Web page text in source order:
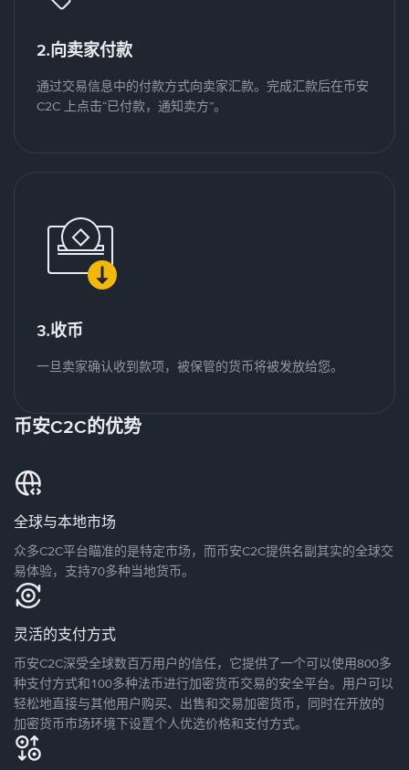
2.向卖家付款
通过交易信息中的付款方式向卖家汇款。完成汇款后在币安
C2C 上点击“已付款，通知卖方”。
3.收币
一旦卖家确认收到款项，被保管的货币将被发放给您。
币安C2C的优势
全球与本地市场
众多C2C平台瞄准的是特定市场，而币安C2C提供名副其实的全球交
易体验，支持70多种当地货币。
灵活的支付方式
币安C2C深受全球数百万用户的信任，它提供了一个可以使用800多
种支付方式和100多种法币进行加密货币交易的安全平台。用户可以
轻松地直接与其他用户购买、出售和交易加密货币，同时在开放的
加密货币市场环境下设置个人优选价格和支付方式。